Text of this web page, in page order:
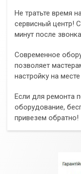
Не тратьте время
сервисный центр!
минут после
Современное
позволяет
настройку на
Если для ремонта
оборудование,
привезем обратно!